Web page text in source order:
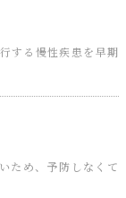
する慢性疾患を早期
ため、予防しなくて